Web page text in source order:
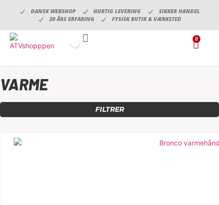
DANSK WEBSHOP HURTIG LEVERING
SIKKER HANDEL
20 ÅRS ERFARING
FYSISK BUTIK & VÆRKSTED
0
VARME
FILTRER